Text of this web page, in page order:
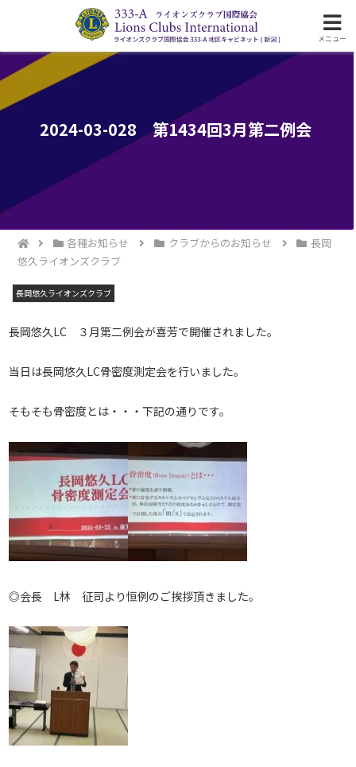
ライオンズクラブ国際協会333-A地区の活動
2024-03-028 第1434回3月第二例会
各種お知らせ クラブからのお知らせ
長岡
悠久ライオンズクラブ
長岡悠久ライオンズクラブ
長岡悠久LC ３月第二例会が喜芳で開催されました。
当日は長岡悠久LC骨密度測定会を行いました。
そもそも骨密度とは・・・下記の通りです。
◎会長 L林 征司より恒例のご挨拶頂きました。
メニュー